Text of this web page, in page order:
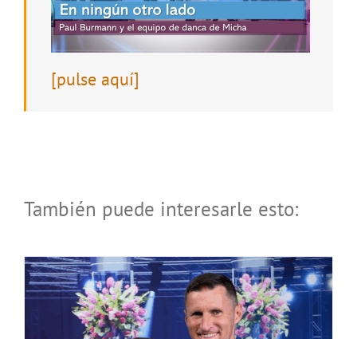
[pulse aquí]
También puede interesarle esto: